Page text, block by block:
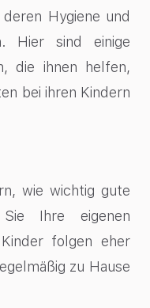
Hygiene und
Hier sind einige
die ihnen helfen,
bei ihren Kindern
wie wichtig gute
Ihre eigenen
folgen eher
zu Hause